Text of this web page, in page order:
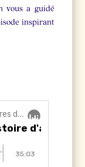
vous a guidé
inspirant